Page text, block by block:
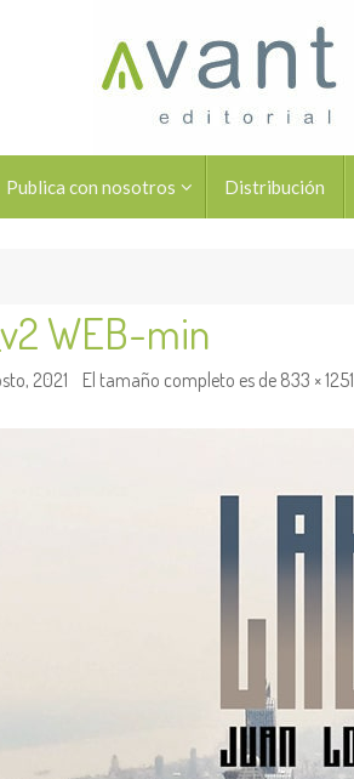
Publica con nosotros Distribución
WEB-min
2021 El tamaño completo es de833 × 1251